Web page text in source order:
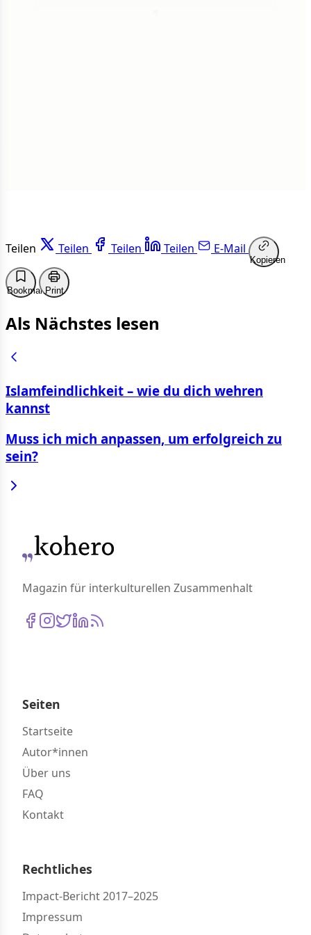
Teilen Teilen Teilen Teilen E-Mail
Kopieren
BookmarkPrint
Als Nächstes lesen
Islamfeindlichkeit – wie du dich wehren
kannst
Muss ich mich anpassen, um erfolgreich zu
sein?
Magazin für interkulturellen Zusammenhalt
Seiten
Startseite
Autor*innen
Über uns
FAQ
Kontakt
Rechtliches
Impact-Bericht 2017–2025
Impressum